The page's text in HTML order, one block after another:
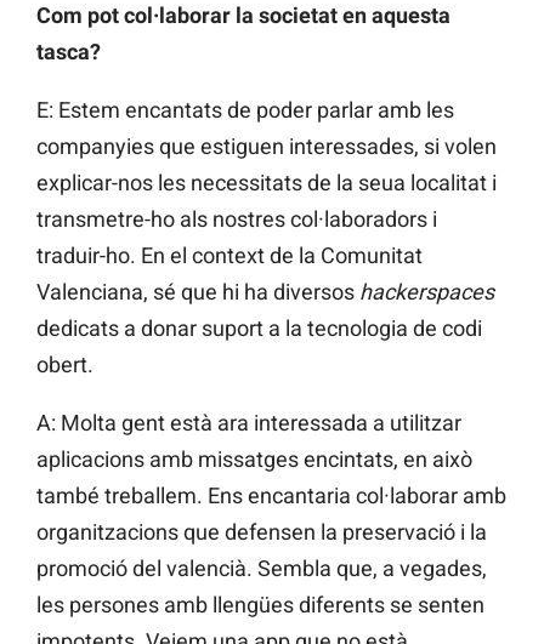
Com pot col·laborar la societat en aquesta
tasca?
E: Estem encantats de poder parlar amb les
companyies que estiguen interessades, si volen
explicar-nos les necessitats de la seua localitat i
transmetre-ho als nostres col·laboradors i
traduir-ho. En el context de la Comunitat
Valenciana, sé que hi ha diversos hackerspaces
dedicats a donar suport a la tecnologia de codi
obert.
A: Molta gent està ara interessada a utilitzar
aplicacions amb missatges encintats, en això
també treballem. Ens encantaria col·laborar amb
organitzacions que defensen la preservació i la
promoció del valencià. Sembla que, a vegades,
les persones amb llengües diferents se senten